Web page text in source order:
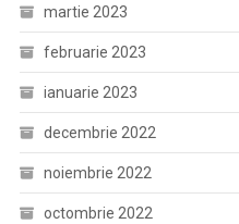
martie 2023
februarie 2023
ianuarie 2023
decembrie 2022
noiembrie 2022
octombrie 2022